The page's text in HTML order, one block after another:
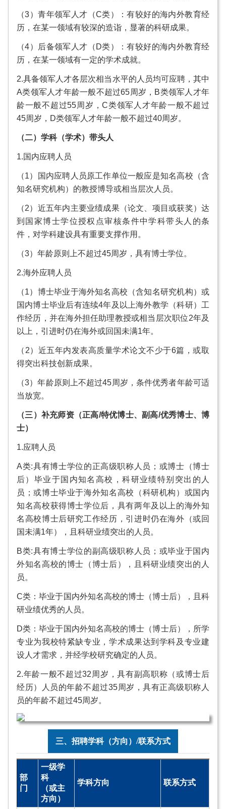
（3）青年领军人才（C类）：有较好的海内外教育经
历，在某一领域有较深的造诣，显著的科研成果。
（4）后备领军人才（D类）：有较好的海内外教育经
历，在某一领域有一定的学术成就。
2.具备领军人才各层次相当水平的人员均可应聘，其中
A类领军人才年龄一般不超过65周岁，B类领军人才年
龄一般不超过55周岁，C类领军人才年龄一般不超过
45周岁，D类领军人才年龄一般不超过40周岁。
（二）学科（学术）带头人
1.国内应聘人员
（1）国内应聘人员原工作单位一般应是知名高校（含
知名研究机构）的教授博导或相当层次人员。
（2）近五年内主要业绩成果（论文、项目或获奖）达
到国家博士学位授权点审核条件中学科带头人的条
件，对学科建设具有重要支撑作用。
（3）年龄原则上不超过45周岁，具有博士学位。
2.海外应聘人员
（1）博士毕业于海外知名高校（含知名研究机构）或
国内博士毕业后有连续4年及以上海外教学（科研）工
作经历，并在海外担任助理教授或相当层次职位2年及
以上，引进时仍在海外或回国未满1年。
（2）近五年内发表高质量学术论文不少于6篇，或取
得突出科技创新成果。
（3）年龄原则上不超过45周岁，条件优秀者年龄可适
当放宽。
（三）补充师资（正高/特优博士、副高/优秀博士、博
士）
1.应聘人员
A类:具有博士学位的正高级职称人员；或博士（博士
后）毕业于国内知名高校，科研业绩特别突出的人
员；或博士毕业于海外知名高校（科研机构）或国内
知名高校获得博士学位后，具有两年及以上的海外知
名高校博士后研究工作经历，引进时仍在海外（或回
国未满1年），且科研业绩突出的人员。
B类:具有博士学位的副高级职称人员；或毕业于国内
外知名高校的博士（博士后），且科研业绩突出的人
员。
C类：毕业于国内外知名高校的博士（博士后），且科
研业绩优秀的人员。
D类：毕业于国内外知名高校的博士（博士后），所学
专业为我校特紧缺专业，学术成果达到学科及专业建
设人才需求，并经学校研究确定的人员。
2.年龄一般不超过32周岁，具有副高职称（或博士后
经历）人员的年龄不超过35周岁，具有正高级职称人
员的年龄不超过45周岁。
三、招聘学科（方向）/联系方式
部
门
一级学
科
（或主
方向）
学科方向 联系方式